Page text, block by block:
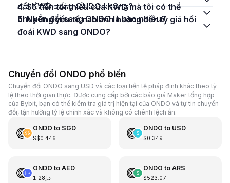
đổi KWD sang ONDO không?
4. Số tiền tối thiểu của KWD mà tôi có thể
chuyển đổi sang ONDO là bao nhiêu?
5. Những yếu tố nào ảnh hưởng đến tỷ giá hối
đoái KWD sang ONDO?
Chuyển đổi ONDO phổ biến
Chuyển đổi ONDO sang USD và các loại tiền tệ pháp định khác theo tỷ
lệ theo thời gian thực. Được cung cấp bởi các báo giá Maker tổng hợp
của Bybit, bạn có thể kiểm tra giá trị hiện tại của ONDO và tự tin chuyển
đổi, tận hưởng tỷ lệ chính xác và không có chênh lệch ẩn.
ONDO to SGD
S$0.446
ONDO to USD
$0.349
ONDO to AED
د.إ1.28
ONDO to ARS
$523.07